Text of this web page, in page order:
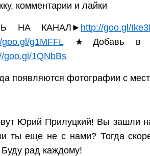
комментарии и лайки
НА КАНАЛ► http://goo.gl/
goo.gl/g1MFFL★Добавь в
goo.gl/1QNbBs
появляются фотографии с
Юрий Прилуцкий! Вы зашли
ты еще не с нами? Тогда
рад каждому!